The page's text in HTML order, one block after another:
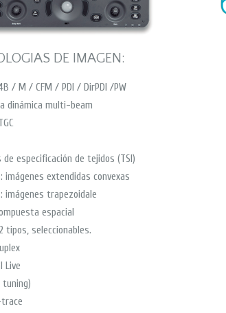
DE IMAGEN:
/ M / CFM / PDI / DirPDI /PW
dinámica multi-beam
de especificación de tejidos (TSI)
imágenes extendidas convexas
imágenes trapezoidale
espacial
tipos, seleccionables.
Live